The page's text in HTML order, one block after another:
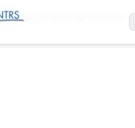
Замена Масла Opel в Риге